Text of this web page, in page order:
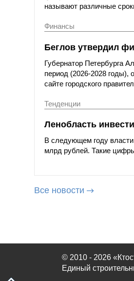
называют различные
Финансы
Беглов утвердил
Губернатор Петербурга
период (2026-2028 годы),
сайте городского
Тенденции
Ленобласть
В следующем году власти
млрд рублей. Такие
Все новости
© 2010 - 2026
Единый